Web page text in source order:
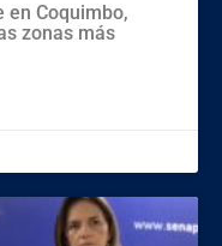
en Coquimbo,
zonas más